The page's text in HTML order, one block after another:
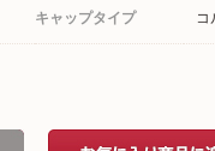
キャップタイプ コ